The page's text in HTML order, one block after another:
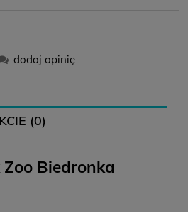
18,99 zł
opcję pakowania na prezent i
dodaj opinię
(0)
Biedronka